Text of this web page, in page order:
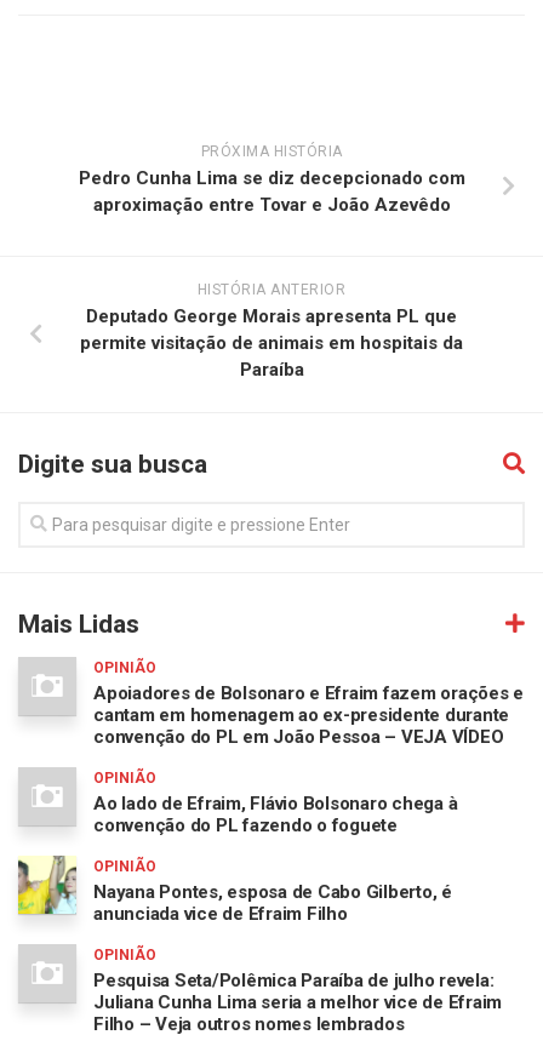
PRÓXIMA HISTÓRIA
Pedro Cunha Lima se diz decepcionado com
aproximação entre Tovar e João Azevêdo
HISTÓRIA ANTERIOR
Deputado George Morais apresenta PL que
permite visitação de animais em hospitais da
Paraíba
Digite sua busca
Mais Lidas
OPINIÃO
Apoiadores de Bolsonaro e Efraim fazem orações e
cantam em homenagem ao ex-presidente durante
convenção do PL em João Pessoa – VEJA VÍDEO
OPINIÃO
Ao lado de Efraim, Flávio Bolsonaro chega à
convenção do PL fazendo o foguete
OPINIÃO
Nayana Pontes, esposa de Cabo Gilberto, é
anunciada vice de Efraim Filho
OPINIÃO
Pesquisa Seta/Polêmica Paraíba de julho revela:
Juliana Cunha Lima seria a melhor vice de Efraim
Filho – Veja outros nomes lembrados